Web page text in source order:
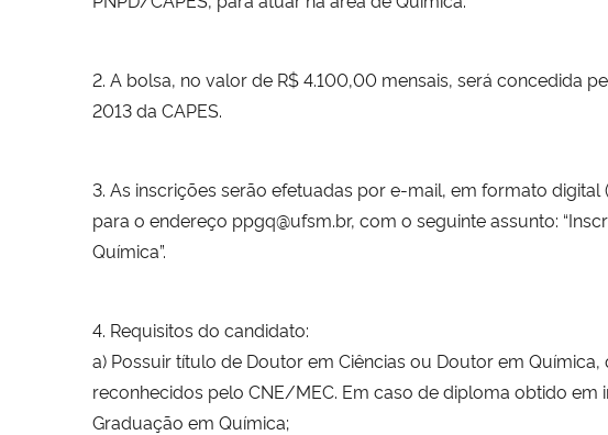
2. A bolsa, no valor de R$ 4.100,00 mensais, será concedida
2013 da CAPES.
3. As inscrições serão efetuadas por e-mail, em formato
para o endereço ppgq@ufsm.br, com o seguinte assunto:
Química”.
4. Requisitos do candidato:
a) Possuir título de Doutor em Ciências ou Doutor em
reconhecidos pelo CNE/MEC. Em caso de diploma obtido
Graduação em Química;